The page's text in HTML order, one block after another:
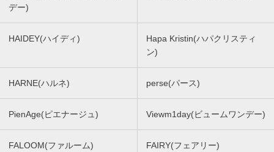
デー)
HAIDEY(ハイディ)
Hapa Kristin(ハパクリスティ
ン)
HARNE(ハルネ) perse(パース)
PienAge(ピエナージュ) Viewm1day(ビュームワンデー)
FALOOM(ファルーム) FAIRY(フェアリー)